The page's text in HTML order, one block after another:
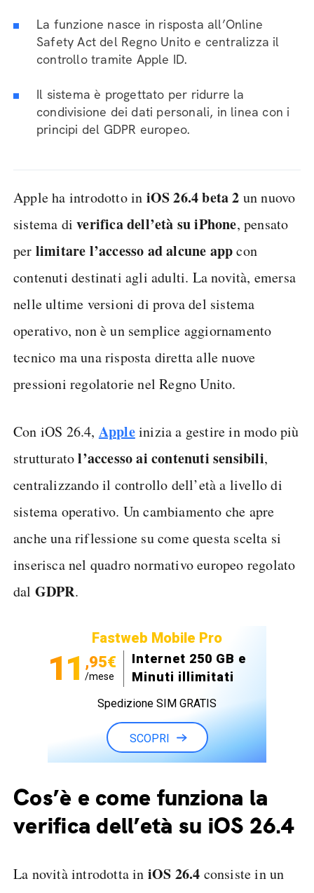
La funzione nasce in risposta all’Online
Safety Act del Regno Unito e centralizza il
controllo tramite Apple ID.
Il sistema è progettato per ridurre la
condivisione dei dati personali, in linea con i
principi del GDPR europeo.
Apple ha introdotto in iOS 26.4 beta 2 un nuovo
sistema diverifica dell’età su iPhone, pensato
per limitare l’accesso ad alcune appcon
contenuti destinati agli adulti. La novità, emersa
nelle ultime versioni di prova del sistema
operativo, non è un semplice aggiornamento
tecnico ma una risposta diretta alle nuove
pressioni regolatorie nel Regno Unito.
Con iOS 26.4, Appleinizia a gestire in modo più
strutturatol’accesso ai contenuti sensibili,
centralizzando il controllo dell’età a livello di
sistema operativo. Un cambiamento che apre
anche una riflessione su come questa scelta si
inserisca nel quadro normativo europeo regolato
dal GDPR.
Fastweb Mobile Pro
11 ,95€
/mese
Internet 250 GB e
Minuti illimitati
Spedizione SIM GRATIS
SCOPRI
Cos’è e come funziona la
verifica dell’età su iOS 26.4
La novità introdotta in iOS 26.4 consiste in un